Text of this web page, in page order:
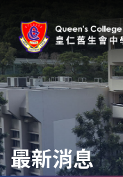
最新消息